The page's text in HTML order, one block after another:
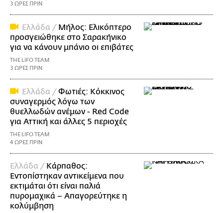
3 ΩΡΕΣ ΠΡΙΝ
Ελλάδα / Μήλος: Ελικόπτερο
προσγειώθηκε στο Σαρακήνικο
για να κάνουν μπάνιο οι επιβάτες
THE LIFO TEAM
3 ΩΡΕΣ ΠΡΙΝ
Ελλάδα /Φωτιές: Κόκκινος
συναγερμός λόγω των
θυελλωδών ανέμων - Red Code
για Αττική και άλλες 5 περιοχές
THE LIFO TEAM
4 ΩΡΕΣ ΠΡΙΝ
Ελλάδα / Κάρπαθος:
Εντοπίστηκαν αντικείμενα που
εκτιμάται ότι είναι παλιά
πυρομαχικά – Απαγορεύτηκε η
κολύμβηση